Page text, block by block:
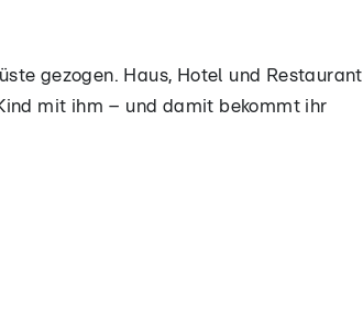
gezogen. Haus, Hotel und Restaurant
mit ihm – und damit bekommt ihr
gezogen. Haus, Hotel und